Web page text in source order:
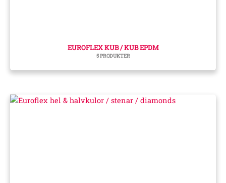
EUROFLEX KUB / KUB EPDM
5 PRODUKTER